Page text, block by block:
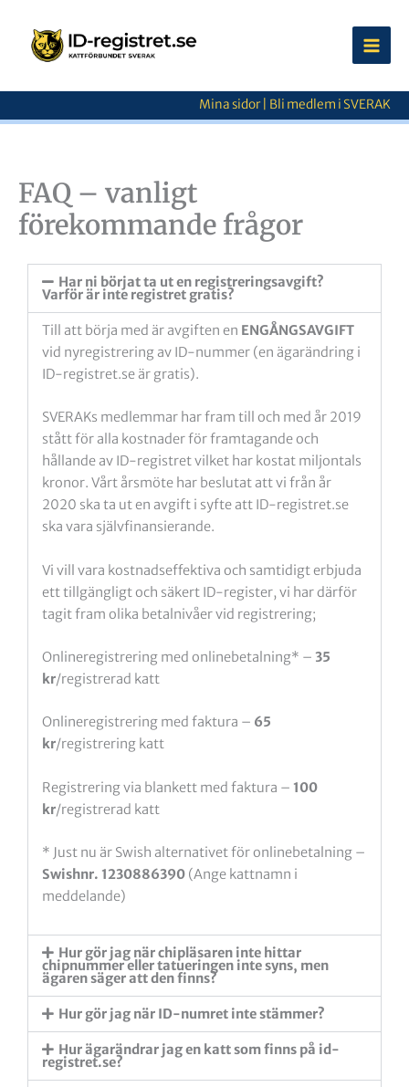
innehåll
Mina sidor| Bli medlem i SVERAK
FAQ – vanligt
förekommande frågor
Har ni börjat ta ut en registreringsavgift?
Varför är inte registret gratis?
Till att börja med är avgiften en ENGÅNGSAVGIFT
vid nyregistrering av ID-nummer (en ägarändring i
ID-registret.se är gratis).
SVERAKs medlemmar har fram till och med år 2019
stått för alla kostnader för framtagande och
hållande av ID-registret vilket har kostat miljontals
kronor. Vårt årsmöte har beslutat att vi från år
2020 ska ta ut en avgift i syfte att ID-registret.se
ska vara självfinansierande.
Vi vill vara kostnadseffektiva och samtidigt erbjuda
ett tillgängligt och säkert ID-register, vi har därför
tagit fram olika betalnivåer vid registrering;
Onlineregistrering med onlinebetalning* – 35
kr/registrerad katt
Onlineregistrering med faktura – 65
kr/registrering katt
Registrering via blankett med faktura – 100
kr/registrerad katt
* Just nu är Swish alternativet för onlinebetalning –
Swishnr. 1230886390 (Ange kattnamn i
meddelande)
Hur gör jag när chipläsaren inte hittar
chipnummer eller tatueringen inte syns, men
ägaren säger att den finns?
Hur gör jag när ID-numret inte stämmer?
Hur ägarändrar jag en katt som finns på id-
registret.se?